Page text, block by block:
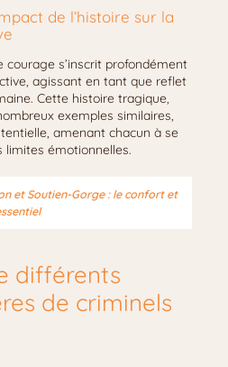
de l’histoire sur la
courage s’inscrit profondément
agissant en tant que reflet
Cette histoire tragique,
exemples similaires,
amenant chacun à se
limites émotionnelles.
et Soutien-Gorge : le confort et
différents
de criminels